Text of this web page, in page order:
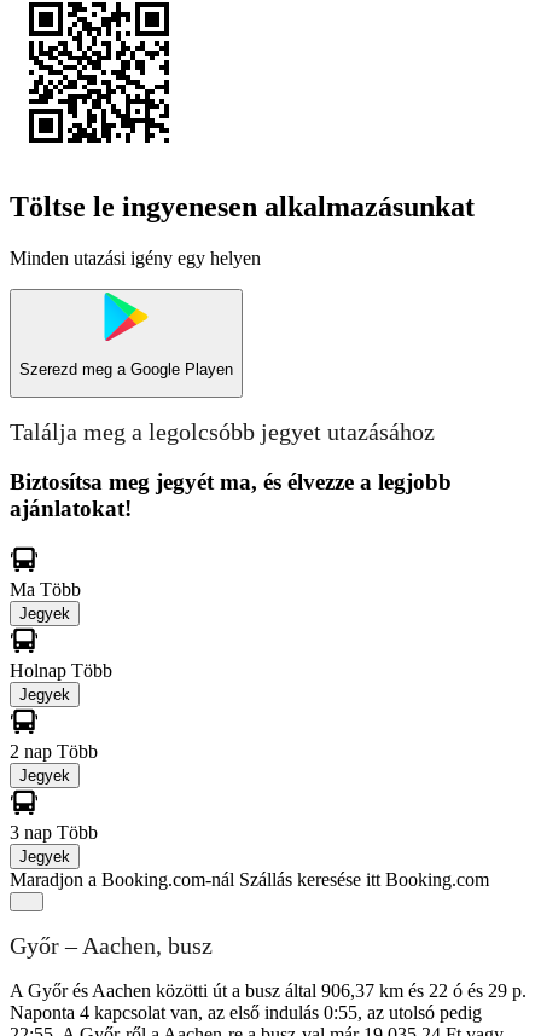
Töltse le ingyenesen alkalmazásunkat
Minden utazási igény egy helyen
Szerezd meg a Google Playen
Találja meg a legolcsóbb jegyet utazásához
Biztosítsa meg jegyét ma, és élvezze a legjobb
ajánlatokat!
Ma Több
Jegyek
Holnap Több
Jegyek
2 nap Több
Jegyek
3 nap Több
Jegyek
Maradjon a Booking.com-nál Szállás keresése itt Booking.com
Győr – Aachen, busz
A Győr és Aachen közötti út a busz által 906,37 km és 22 ó és 29 p.
Naponta 4 kapcsolat van, az első indulás 0:55, az utolsó pedig